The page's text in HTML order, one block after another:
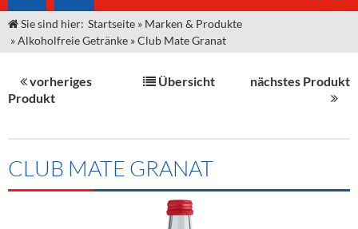
ÜBER UNS
Unser Liefergebiet
Kontakt
Angebote Gastronomie & Großhandel
Neuigkeiten
MARKEN & PRODUKTE
Sirup
Spirituosen
Kommisionskauf & Lieferbedingungen
Fremddienstleistungen
Sie sind hier: Startseite » Marken & Produkte
»Alkoholfreie Getränke »Club Mate Granat
vorheriges
Produkt
Übersicht nächstes Produkt
CLUB MATE GRANAT